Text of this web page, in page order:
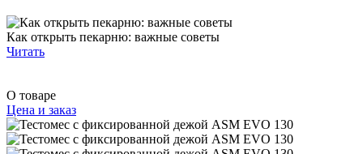
Как открыть пекарню: важные советы
Читать
О товаре
Цена и заказ